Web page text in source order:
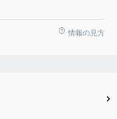
情報の見方